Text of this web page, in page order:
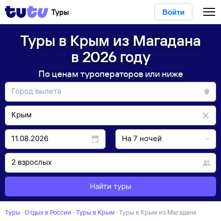
Туры Войти
Туры в Крым из Магадана
в 2026 году
По ценам туроператоров или ниже
Найти туры
Туры · Отдых в России · Туры в Крым · Туры в Крым из Магадана